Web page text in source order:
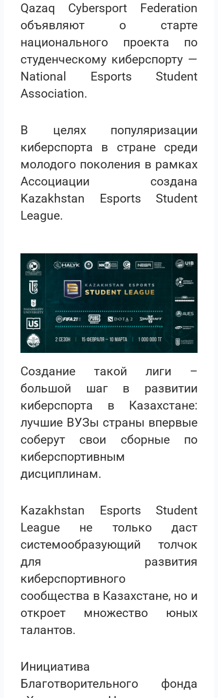
Qazaq Cybersport Federation
объявляют о старте
национального проекта по
студенческому киберспорту —
National Esports Student
Association.
В целях популяризации
киберспорта в стране среди
молодого поколения в рамках
Ассоциации создана
Kazakhstan Esports Student
League.
Создание такой лиги –
большой шаг в развитии
киберспорта в Казахстане:
лучшие ВУЗы страны впервые
соберут свои сборные по
киберспортивным
дисциплинам.
Kazakhstan Esports Student
League не только даст
системообразующий толчок
для развития
киберспортивного
сообщества в Казахстане, но и
откроет множество юных
талантов.
Инициатива
Благотворительного фонда